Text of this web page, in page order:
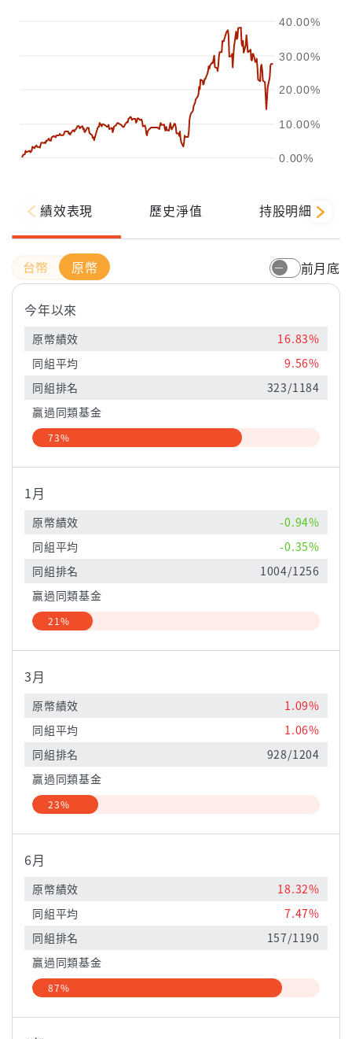
0.00%
10.00%
20.00%
30.00%
40.00%
績效表現 歷史淨值 持股明細
原幣 前月底
今年以來
原幣績效
16.83%
同組平均
9.56%
同組排名
323/1184
贏過同類基金
73%
1月
原幣績效
-0.94%
同組平均
-0.35%
同組排名
1004/1256
贏過同類基金
21%
3月
原幣績效
1.09%
同組平均
1.06%
同組排名
928/1204
贏過同類基金
23%
6月
原幣績效
18.32%
同組平均
7.47%
同組排名
157/1190
贏過同類基金
87%